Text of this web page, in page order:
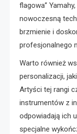
flagowa”
nowoczesną
brzmienie i
profesjonalnego
Warto również
personalizacji,
Artyści tej rangi
instrumentów z
odpowiadają ich
specjalne